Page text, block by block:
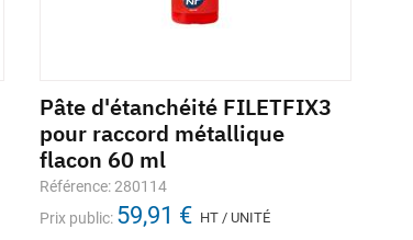
Pâte d'étanchéité FILETFIX3
pour raccord métallique
flacon 60 ml
Référence: 280114
Prix public: 59,91 € HT / UNITÉ